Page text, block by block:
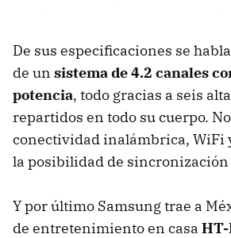
De sus especificaciones se
de un sistema de 4.2 canales
potencia, todo gracias a seis
repartidos en todo su cuerpo.
conectividad inalámbrica, WiFi
la posibilidad de sincronización
Y por último Samsung trae a
de entretenimiento en casa